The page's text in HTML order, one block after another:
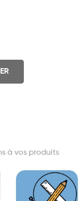
à vos produits